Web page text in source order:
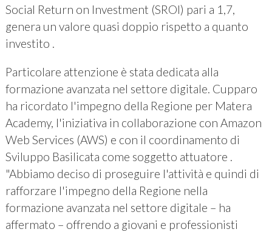
Social Return on Investment (SROI) pari a 1,7,
genera un valore quasi doppio rispetto a quanto
investito .
Particolare attenzione è stata dedicata alla
formazione avanzata nel settore digitale. Cupparo
ha ricordato l'impegno della Regione per Matera
Academy, l'iniziativa in collaborazione con Amazon
Web Services (AWS) e con il coordinamento di
Sviluppo Basilicata come soggetto attuatore .
"Abbiamo deciso di proseguire l'attività e quindi di
rafforzare l'impegno della Regione nella
formazione avanzata nel settore digitale – ha
affermato – offrendo a giovani e professionisti